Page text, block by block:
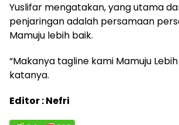
Yuslifar mengatakan, yang utama
penjaringan adalah persamaan
Mamuju lebih baik.
“Makanya tagline kami Mamuju
katanya.
Editor : Nefri